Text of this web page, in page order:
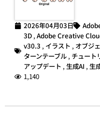
2026年04月03日
3D , Adobe Creative
v30.3 , イラスト , オブジ
ターンテーブル , チュート
アップデート , 生成AI , 生
1,140